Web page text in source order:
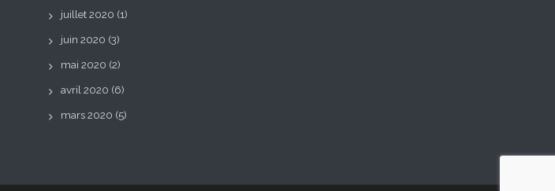
juillet 2020 (1)
juin 2020 (3)
mai 2020 (2)
avril 2020 (6)
mars 2020 (5)